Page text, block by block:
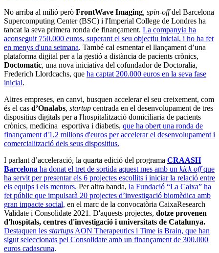
No arriba al milió però FrontWave Imaging, spin-offdel Barcelona
Supercomputing Center (BSC) i l'Imperial College de Londres ha
tancat la seva primera ronda de finançament. La companyia ha
aconseguit 750.000 euros, superant el seu objectiu inicial, i ho ha fet
en menys d'una setmana. També cal esmentar el llançament d’una
plataforma digital per a la gestió a distància de pacients crònics,
Doctomatic, una nova iniciativa del cofundador de Doctoralia,
Frederich Llordcachs, que ha captat 200.000 euros en la seva fase
inicial.
Altres empreses, en canvi, busquen accelerar el seu creixement, com
és el cas d’Onalabs, startup centrada en el desenvolupament de tres
dispositius digitals per a l'hospitalització domiciliaria de pacients
crònics, medicina esportiva i diabetis, que ha obert una ronda de
finançament d'1,2 milions d'euros per accelerar el desenvolupament i
comercialització dels seus dispositius.
I parlant d’acceleració, la quarta edició del programa CRAASH
Barcelona ha donat el tret de sortida aquest mes amb un kick offque
ha servit per presentar els 6 projectes escollits i iniciar la relació entre
els equips i els mentors. Per altra banda, la Fundació “La Caixa” ha
fet públic que impulsarà 20 projectes d’investigació biomèdica amb
gran impacte social, en el marc de la convocatòria CaixaResearch
Validate i Consolidate 2021. D'aquests projectes, dotze provenen
d'hospitals, centres d'investigació i universitats de Catalunya.
Destaquen les startups AON Therapeutics i Time is Brain, que han
sigut seleccionats pel Consolidate amb un finançament de 300.000
euros cadascuna.